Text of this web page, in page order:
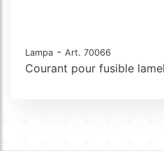
Lampa - Art. 70066
Courant pour fusible